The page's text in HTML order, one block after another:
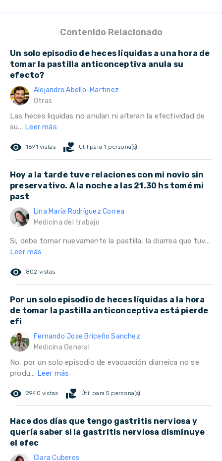
Contenido Relacionado
Un solo episodio de heces líquidas a una hora de
tomar la pastilla anticonceptiva anula su
efecto?
Alejandro Abello-Martinez
Otras
Las heces liquidas no anulan ni alteran la efectividad de
su... Leer más
remove_red_eye 1691 vistas volunteer_activism Útil para 1 persona(s)
Hoy a la tarde tuve relaciones con mi novio sin
preservativo. A la noche a las 21.30 hs tomé mi
past
Lina María Rodríguez Correa
Medicina del trabajo
Si, debe tomar nuevamente la pastilla, la diarrea que tuv...
Leer más
remove_red_eye 802 vistas
Por un solo episodio de heces líquidas a la hora
de tomar la pastilla anticonceptiva está pierde
efi
Fernando Jose Briceño Sanchez
Medicina General
No, por un solo episodio de evacuación diarreica no se
produ... Leer más
remove_red_eye 2940 vistas volunteer_activism Útil para 5 persona(s)
Hace dos días que tengo gastritis nerviosa y
quería saber si la gastritis nerviosa disminuye
el efec
Clara Cuberos